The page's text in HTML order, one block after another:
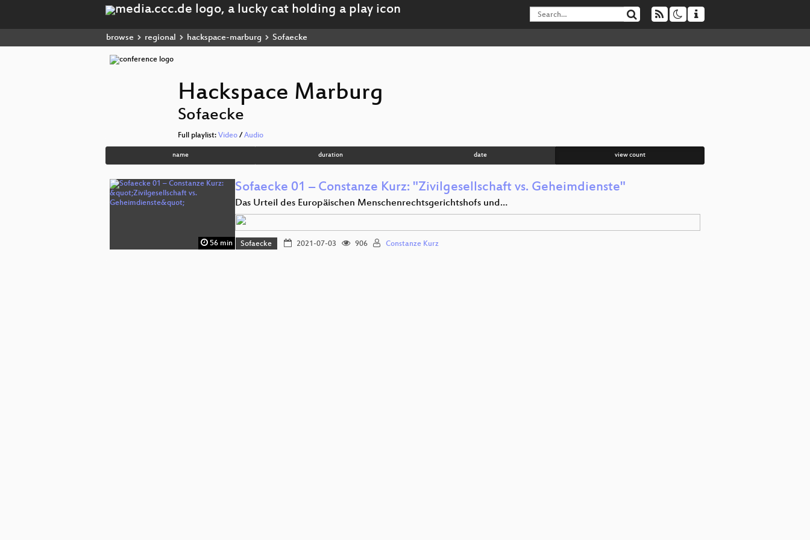
browse regional hackspace-marburg Sofaecke
Hackspace Marburg
Sofaecke
Full playlist: Video / Audio
name duration date view count
56 min
Sofaecke 01 – Constanze Kurz: "Zivilgesellschaft vs. Geheimdienste"
Das Urteil des Europäischen Menschenrechtsgerichtshofs und…
Sofaecke 2021-07-03 906 Constanze Kurz